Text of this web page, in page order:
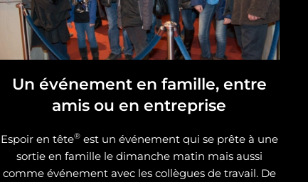
Un événement en famille, entre
amis ou en entreprise
Espoir en tête®est un événement qui se prête à une
sortie en famille le dimanche matin mais aussi
comme événement avec les collègues de travail. De